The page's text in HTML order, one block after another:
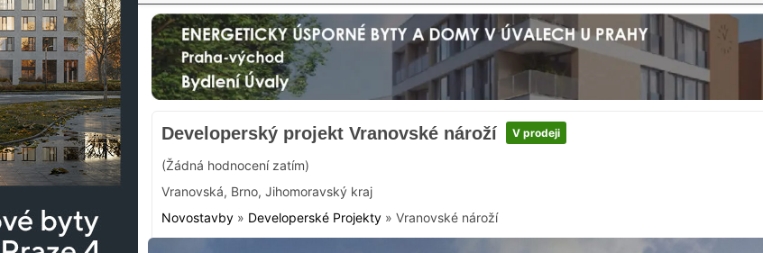
Developerský projekt Vranovské nároží V prodeji
(Žádná hodnocení zatím)
Vranovská, Brno, Jihomoravský kraj
Novostavby » Developerské Projekty » Vranovské nároží